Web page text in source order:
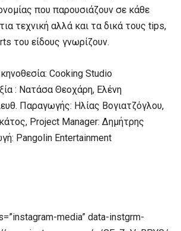
που παρουσιάζουν σε κάθε
τεχνική αλλά και τα δικά τους tips,
του είδους γνωρίζουν.
Cooking Studio
: Νατάσα Θεοχάρη, Ελένη
Παραγωγής: Ηλίας Βογιατζόγλου,
Project Manager: Δημήτρης
Pangolin Entertainment
media” data-instgrm-